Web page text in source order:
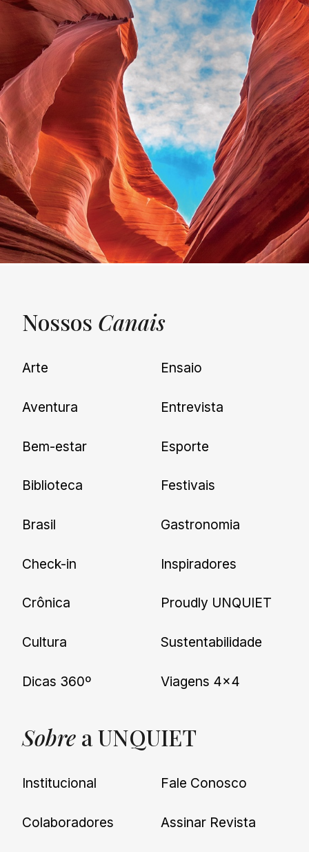
UNQUIET
Newsletter
nossas novidades.
Nossos Canais
Arte
Aventura
Bem-estar
Biblioteca
Brasil
Check-in
Crônica
Cultura
Dicas 360º
Ensaio
Entrevista
Esporte
Festivais
Gastronomia
Inspiradores
Proudly UNQUIET
Sustentabilidade
Viagens 4×4
Sobre a UNQUIET
Institucional
Colaboradores
Fale Conosco
Assinar Revista